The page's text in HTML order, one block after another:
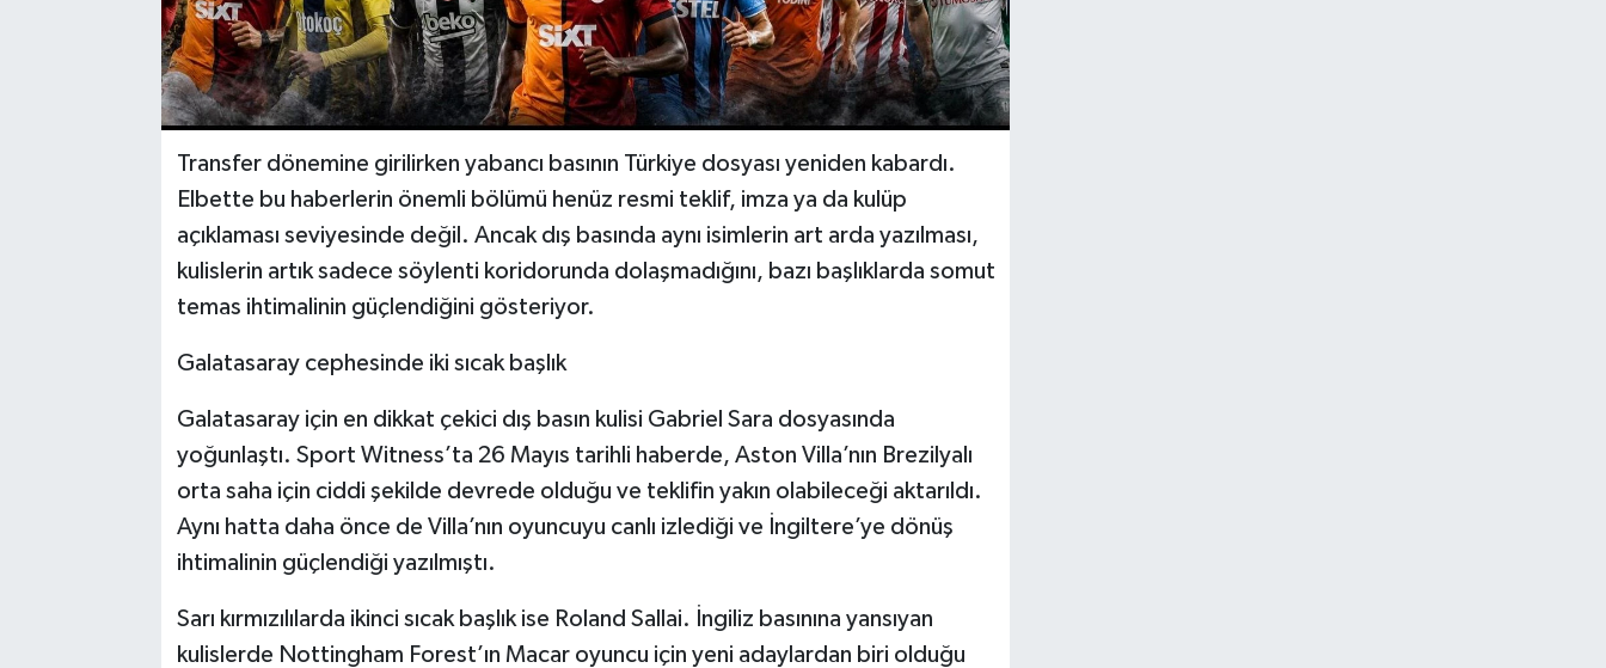
Transfer dönemine girilirken yabancı basının Türkiye dosyası yeniden kabardı.
Elbette bu haberlerin önemli bölümü henüz resmi teklif, imza ya da kulüp
açıklaması seviyesinde değil. Ancak dış basında aynı isimlerin art arda yazılması,
kulislerin artık sadece söylenti koridorunda dolaşmadığını, bazı başlıklarda somut
temas ihtimalinin güçlendiğini gösteriyor.
Galatasaray cephesinde iki sıcak başlık
Galatasaray için en dikkat çekici dış basın kulisi Gabriel Sara dosyasında
yoğunlaştı. Sport Witness’ta 26 Mayıs tarihli haberde, Aston Villa’nın Brezilyalı
orta saha için ciddi şekilde devrede olduğu ve teklifin yakın olabileceği aktarıldı.
Aynı hatta daha önce de Villa’nın oyuncuyu canlı izlediği ve İngiltere’ye dönüş
ihtimalinin güçlendiği yazılmıştı.
Sarı kırmızılılarda ikinci sıcak başlık ise Roland Sallai. İngiliz basınına yansıyan
kulislerde Nottingham Forest’ın Macar oyuncu için yeni adaylardan biri olduğu